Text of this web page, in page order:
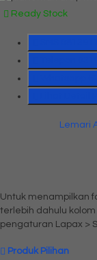
Ready Stock
Lemari
Untuk menampilkan
terlebih dahulu
pengaturan Lapax >
Produk Pilihan